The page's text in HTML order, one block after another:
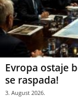
Evropa ostaje
se raspada!
3. August 2026.